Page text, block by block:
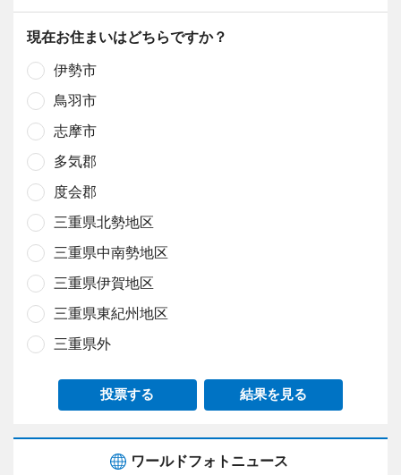
現在お住まいはどちらですか？
伊勢市
鳥羽市
志摩市
多気郡
度会郡
三重県北勢地区
三重県中南勢地区
三重県伊賀地区
三重県東紀州地区
三重県外
投票する 結果を見る
ワールドフォトニュース